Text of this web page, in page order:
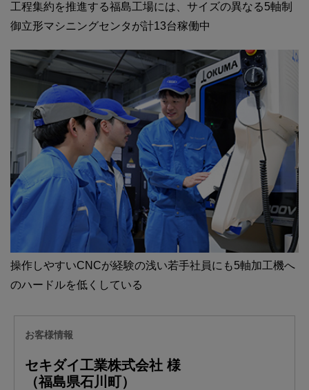
工程集約を推進する福島工場には、サイズの異なる5軸制
御立形マシニングセンタが計13台稼働中
操作しやすいCNCが経験の浅い若手社員にも5軸加工機へ
のハードルを低くしている
お客様情報
セキダイ工業株式会社 様
（福島県石川町）